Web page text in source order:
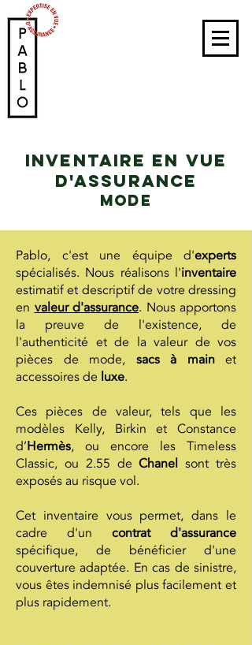
INVENTAIRE en vue
d'assurance
MODE
Pablo, c'est une équipe d'experts
spécialisés. Nous réalisons l'inventaire
estimatif et descriptif de votre dressing
en valeur d'assurance. Nous apportons
la preuve de l'existence, de
l'authenticité et de la valeur de vos
pièces de mode, sacs à mainet
accessoires de luxe.
Ces pièces de valeur, tels que les
modèles Kelly, Birkin et Constance
d’Hermès, ou encore les Timeless
Classic, ou 2.55 deChanel sont très
exposés au risque vol.
Cet inventaire vous permet, dans le
cadre d'un contrat d'assurance
spécifique, de bénéficier d'une
couverture adaptée. En cas de sinistre,
vous êtes indemnisé plus facilement et
plus rapidement.